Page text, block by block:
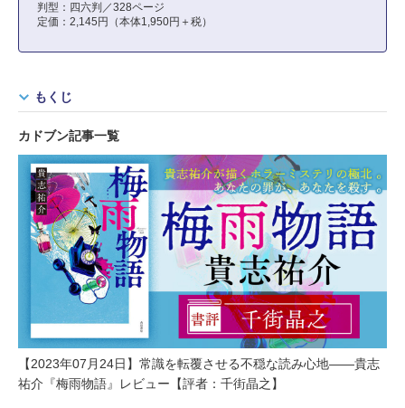
判型：四六判／328ページ
定価：2,145円（本体1,950円＋税）
もくじ
カドブン記事一覧
【2023年07月24日】常識を転覆させる不穏な読み心地——貴志
祐介『梅雨物語』レビュー【評者：千街晶之】